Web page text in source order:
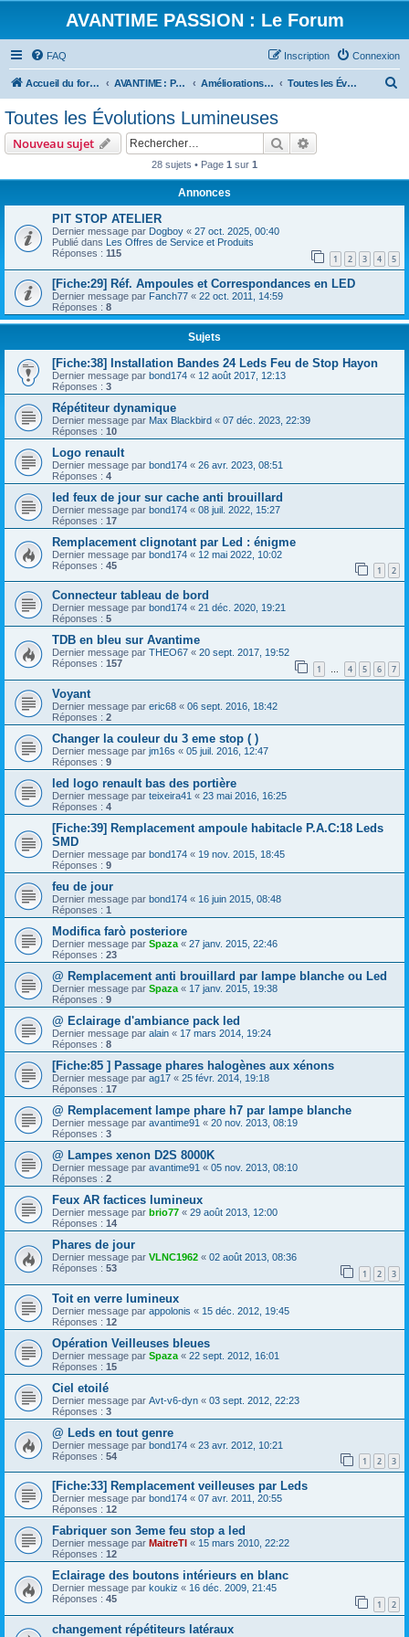
AVANTIME PASSION : Le Forum
FAQ Connexion
Inscription
Accueil du forum AVANTIME : Parlons Technique Améliorations, Tuning ... Toutes les Évolutions Lumineuses
Toutes les Évolutions Lumineuses
Nouveau sujet Rechercher
28 sujets • Page 1 sur 1
Annonces
PIT STOP ATELIER
Dernier message par Dogboy « 27 oct. 2025, 00:40
Publié dans Les Offres de Service et Produits
Réponses : 115 1 2 3 4 5
[Fiche:29] Réf. Ampoules et Correspondances en LED
Dernier message par Fanch77 « 22 oct. 2011, 14:59
Réponses : 8
Sujets
[Fiche:38] Installation Bandes 24 Leds Feu de Stop Hayon
Dernier message par bond174 « 12 août 2017, 12:13
Réponses : 3
Répétiteur dynamique
Dernier message par Max Blackbird « 07 déc. 2023, 22:39
Réponses : 10
Logo renault
Dernier message par bond174 « 26 avr. 2023, 08:51
Réponses : 4
led feux de jour sur cache anti brouillard
Dernier message par bond174 « 08 juil. 2022, 15:27
Réponses : 17
Remplacement clignotant par Led : énigme
Dernier message par bond174 « 12 mai 2022, 10:02
Réponses : 45 1 2
Connecteur tableau de bord
Dernier message par bond174 « 21 déc. 2020, 19:21
Réponses : 5
TDB en bleu sur Avantime
Dernier message par THEO67 « 20 sept. 2017, 19:52
Réponses : 157 1 … 4 5 6 7
Voyant
Dernier message par eric68 « 06 sept. 2016, 18:42
Réponses : 2
Changer la couleur du 3 eme stop ( )
Dernier message par jm16s « 05 juil. 2016, 12:47
Réponses : 9
led logo renault bas des portière
Dernier message par teixeira41 « 23 mai 2016, 16:25
Réponses : 4
[Fiche:39] Remplacement ampoule habitacle P.A.C:18 Leds
SMD
Dernier message par bond174 « 19 nov. 2015, 18:45
Réponses : 9
feu de jour
Dernier message par bond174 « 16 juin 2015, 08:48
Réponses : 1
Modifica farò posteriore
Dernier message par Spaza « 27 janv. 2015, 22:46
Réponses : 23
@ Remplacement anti brouillard par lampe blanche ou Led
Dernier message par Spaza « 17 janv. 2015, 19:38
Réponses : 9
@ Eclairage d'ambiance pack led
Dernier message par alain « 17 mars 2014, 19:24
Réponses : 8
[Fiche:85 ] Passage phares halogènes aux xénons
Dernier message par ag17 « 25 févr. 2014, 19:18
Réponses : 17
@ Remplacement lampe phare h7 par lampe blanche
Dernier message par avantime91 « 20 nov. 2013, 08:19
Réponses : 3
@ Lampes xenon D2S 8000K
Dernier message par avantime91 « 05 nov. 2013, 08:10
Réponses : 2
Feux AR factices lumineux
Dernier message par brio77 « 29 août 2013, 12:00
Réponses : 14
Phares de jour
Dernier message par VLNC1962 « 02 août 2013, 08:36
Réponses : 53 1 2 3
Toit en verre lumineux
Dernier message par appolonis « 15 déc. 2012, 19:45
Réponses : 12
Opération Veilleuses bleues
Dernier message par Spaza « 22 sept. 2012, 16:01
Réponses : 15
Ciel etoilé
Dernier message par Avt-v6-dyn « 03 sept. 2012, 22:23
Réponses : 3
@ Leds en tout genre
Dernier message par bond174 « 23 avr. 2012, 10:21
Réponses : 54 1 2 3
[Fiche:33] Remplacement veilleuses par Leds
Dernier message par bond174 « 07 avr. 2011, 20:55
Réponses : 12
Fabriquer son 3eme feu stop a led
Dernier message par MaitreTI « 15 mars 2010, 22:22
Réponses : 12
Eclairage des boutons intérieurs en blanc
Dernier message par koukiz « 16 déc. 2009, 21:45
Réponses : 45 1 2
changement répétiteurs latéraux